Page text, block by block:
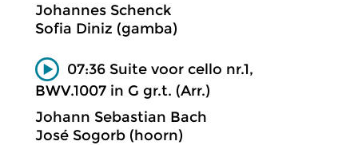
Johannes Schenck
Sofia Diniz (gamba)
07:36 Suite voor cello nr.1,
BWV.1007 in G gr.t. (Arr.)
Johann Sebastian Bach
José Sogorb (hoorn)